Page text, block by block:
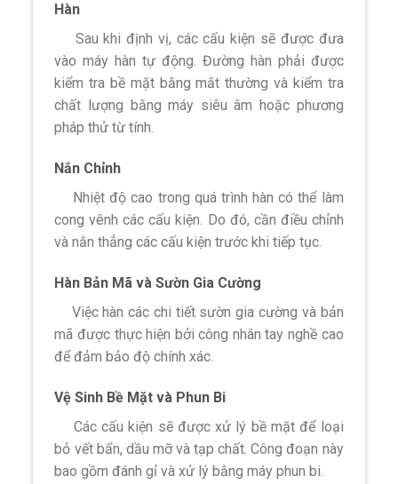
Hàn
Sau khi định vị, các cấu kiện sẽ được đưa
vào máy hàn tự động. Đường hàn phải được
kiểm tra bề mặt bằng mắt thường và kiểm tra
chất lượng bằng máy siêu âm hoặc phương
pháp thử từ tính.
Nắn Chỉnh
Nhiệt độ cao trong quá trình hàn có thể làm
cong vênh các cấu kiện. Do đó, cần điều chỉnh
và nắn thẳng các cấu kiện trước khi tiếp tục.
Hàn Bản Mã và Sườn Gia Cường
Việc hàn các chi tiết sườn gia cường và bản
mã được thực hiện bởi công nhân tay nghề cao
để đảm bảo độ chính xác.
Vệ Sinh Bề Mặt và Phun Bi
Các cấu kiện sẽ được xử lý bề mặt để loại
bỏ vết bẩn, dầu mỡ và tạp chất. Công đoạn này
bao gồm đánh gỉ và xử lý bằng máy phun bi.